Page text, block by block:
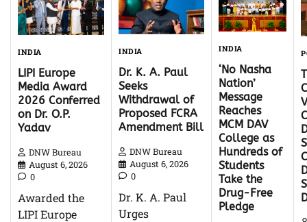
INDIA
LIPI Europe
Media Award
2026 Conferred
on Dr. O.P.
Yadav
DNW Bureau
August 6, 2026
0
Awarded the
LIPI Europe
INDIA
Dr. K. A. Paul
Seeks
Withdrawal of
Proposed FCRA
Amendment Bill
DNW Bureau
August 6, 2026
0
Dr. K. A. Paul
Urges
INDIA
‘No Nasha
Nation’
Message
Reaches
MCM DAV
College as
Hundreds of
Students
Take the
Drug-Free
Pledge